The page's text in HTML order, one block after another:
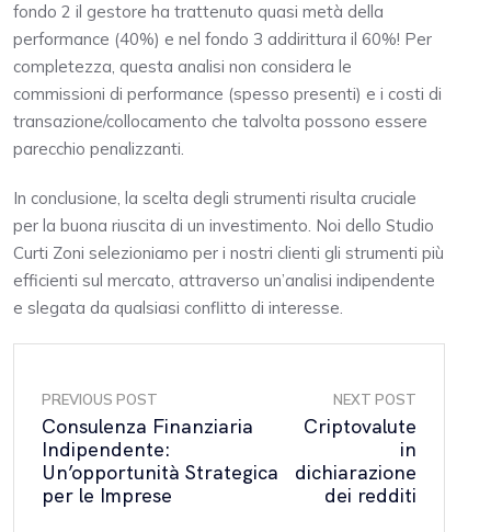
fondo 2 il gestore ha trattenuto quasi metà della
performance (40%) e nel fondo 3 addirittura il 60%! Per
completezza, questa analisi non considera le
commissioni di performance (spesso presenti) e i costi di
transazione/collocamento che talvolta possono essere
parecchio penalizzanti.
In conclusione, la scelta degli strumenti risulta cruciale
per la buona riuscita di un investimento. Noi dello Studio
Curti Zoni selezioniamo per i nostri clienti gli strumenti più
efficienti sul mercato, attraverso un’analisi indipendente
e slegata da qualsiasi conflitto di interesse.
PREVIOUS POST
Consulenza Finanziaria
Indipendente:
Un’opportunità Strategica
per le Imprese
NEXT POST
Criptovalute
in
dichiarazione
dei redditi